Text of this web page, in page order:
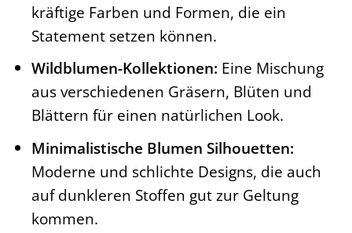
kräftige Farben und Formen, die ein
Statement setzen können.
Wildblumen-Kollektionen: Eine Mischung
aus verschiedenen Gräsern, Blüten und
Blättern für einen natürlichen Look.
Minimalistische Blumen Silhouetten:
Moderne und schlichte Designs, die auch
auf dunkleren Stoffen gut zur Geltung
kommen.